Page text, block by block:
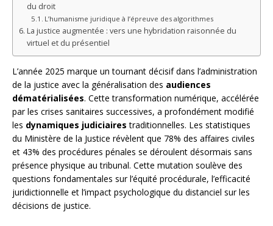
du droit
L’humanisme juridique à l’épreuve des algorithmes
La justice augmentée : vers une hybridation raisonnée du
virtuel et du présentiel
L’année 2025 marque un tournant décisif dans l’administration
de la justice avec la généralisation des audiences
dématérialisées. Cette transformation numérique, accélérée
par les crises sanitaires successives, a profondément modifié
les dynamiques judiciaires traditionnelles. Les statistiques
du Ministère de la Justice révèlent que 78% des affaires civiles
et 43% des procédures pénales se déroulent désormais sans
présence physique au tribunal. Cette mutation soulève des
questions fondamentales sur l’équité procédurale, l’efficacité
juridictionnelle et l’impact psychologique du distanciel sur les
décisions de justice.